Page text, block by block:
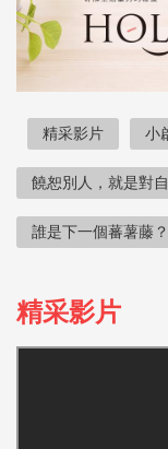
精采影片 小
饒恕別人，就是對
誰是下一個蕃薯藤？
精采影片